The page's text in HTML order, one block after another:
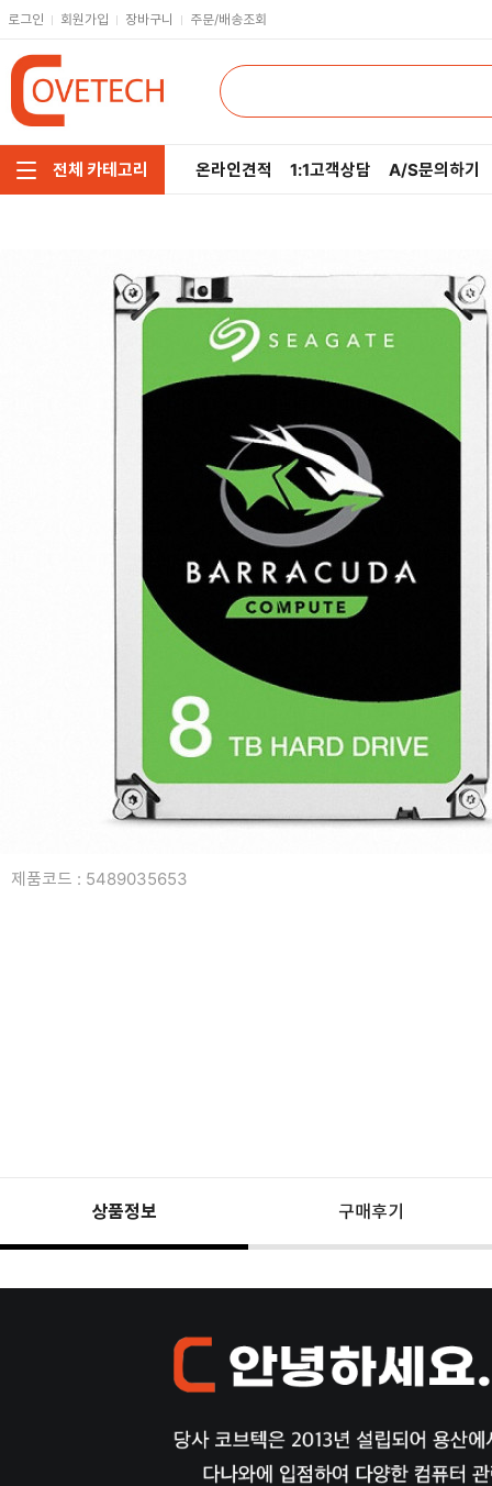
로그인 회원가입 장바구니 주문/배송조회
전체 카테고리
모니터/노트북/데스크탑
저장장치/케이블/쿨러
RAM
메인보드
VGA
HDD
ODD
케이스
파워
마우스
AMD
온라인견적 1:1고객상담 A/S문의하기
제품코드 : 5489035653
상품정보 구매후기